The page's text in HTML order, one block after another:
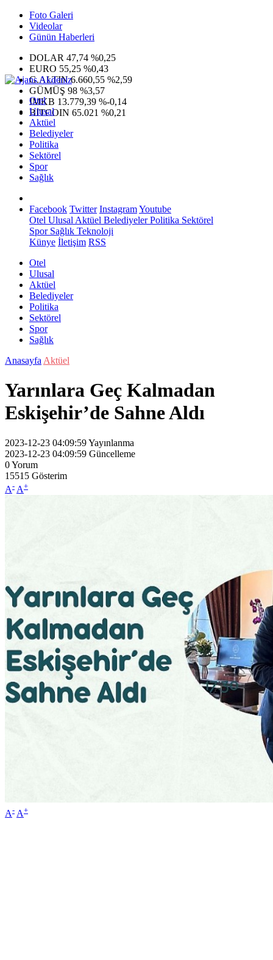
Foto Galeri
Videolar
Günün Haberleri
DOLAR 47,74 %0,25
EURO 55,25 %0,43
G.ALTIN6.660,55 %2,59
GÜMÜŞ 98 %3,57
IMKB 13.779,39 %-0,14
BITCOIN 65.021 %0,21
Otel
Ulusal
Aktüel
Belediyeler
Politika
Sektörel
Spor
Sağlık
Facebook Twitter InstagramYoutube
Otel Ulusal Aktüel BelediyelerPolitika Sektörel
SporSağlık Teknoloji
Künye İletişim RSS
Otel
Ulusal
Aktüel
Belediyeler
Politika
Sektörel
Spor
Sağlık
Anasayfa Aktüel
Yarınlara Geç Kalmadan
Eskişehir’de Sahne Aldı
2023-12-23 04:09:59Yayınlanma
2023-12-23 04:09:59 Güncelleme
0Yorum
15515 Gösterim
A- A+
A- A+